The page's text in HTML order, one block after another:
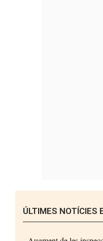
ÚLTIMES NOTÍCIES